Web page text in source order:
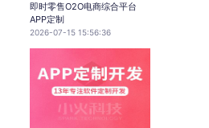
即时零售O2O电商综合平台
APP定制
2026-07-15 15:56:36